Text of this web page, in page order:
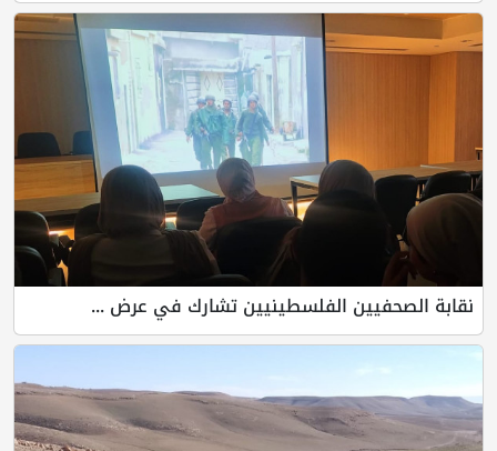
نقابة الصحفيين الفلسطينيين تشارك في عرض ...